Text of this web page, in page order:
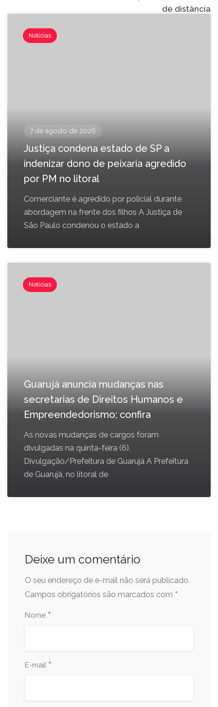
de distância
Notícias
7 de agosto de 2026
Justiça condena estado de SP a
indenizar dono de peixaria agredido
por PM no litoral
Comerciante é agredido por policial durante
abordagem na frente dos filhos A Justiça de
São Paulo condenou o estado a
Notícias
Guarujá anuncia mudanças nas
secretarias de Direitos Humanos e
Empreendedorismo; confira
As novas mudanças de cargos foram
divulgadas na quinta-feira (6).
Divulgação/Prefeitura de Guarujá A Prefeitura
de Guarujá, no litoral de
Deixe um comentário
O seu endereço de e-mail não será publicado.
Campos obrigatórios são marcados com *
Nome *
E-mail *